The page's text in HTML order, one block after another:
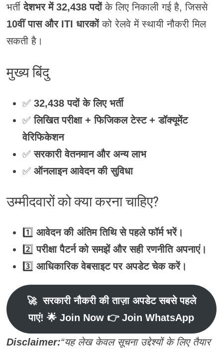
भर्तीदेशभर में 32,438 पदोंके लिए निकाली गई है, जिससे
10वीं पास और ITI धारकोंको रेलवे में स्थायी नौकरी मिल
सकती है।
मुख्य बिंदु
✅ 32,438 पदों के लिए भर्ती
✅लिखित परीक्षा + फिजिकल टेस्ट + डॉक्यूमेंट
वेरिफिकेशन
✅सरकारी वेतनमान और अन्य लाभ
✅ ऑनलाइन आवेदन की सुविधा
उम्मीदवारों को क्या करना चाहिए?
1️⃣ आवेदन की अंतिम तिथि से पहले फॉर्म भरें।
2️⃣परीक्षा पैटर्न को समझें और सही रणनीति अपनाएं।
3️⃣ आधिकारिक वेबसाइट पर अपडेट चेक करें।
🚀सरकारी नौकरी की ताज़ा अपडेट सबसे पहले
पाएं! 🌟 Join Now 👉 Join WhatsApp
Disclaimer:“यह लेख केवल सूचना उद्देश्यों के लिए तैयार